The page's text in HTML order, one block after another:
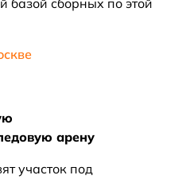
базой сборных по этой
арену
участок под